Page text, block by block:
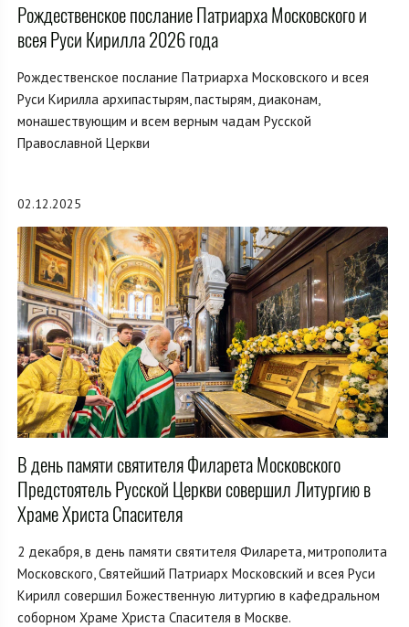
Рождественское послание Патриарха Московского и
всея Руси Кирилла 2026 года
Рождественское послание Патриарха Московского и всея
Руси Кирилла архипастырям, пастырям, диаконам,
монашествующим и всем верным чадам Русской
Православной Церкви
02.12.2025
В день памяти святителя Филарета Московского
Предстоятель Русской Церкви совершил Литургию в
Храме Христа Спасителя
2 декабря, в день памяти святителя Филарета, митрополита
Московского, Святейший Патриарх Московский и всея Руси
Кирилл совершил Божественную литургию в кафедральном
соборном Храме Христа Спасителя в Москве.